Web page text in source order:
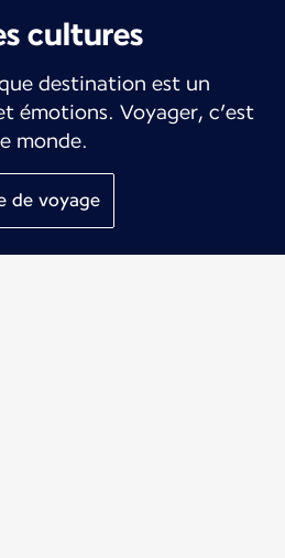
cultures
destination est un
émotions. Voyager, c’est
monde.
de voyage